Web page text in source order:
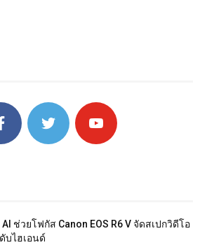
ช่วยโฟกัส Canon EOS R6 V จัดสเปกวิดีโอ
บไฮเอนด์